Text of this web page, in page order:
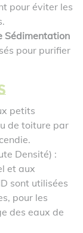
pour éviter les
Sédimentation
pour purifier
petits
de toiture par
Densité) :
et aux
sont utilisées
pour les
des eaux de